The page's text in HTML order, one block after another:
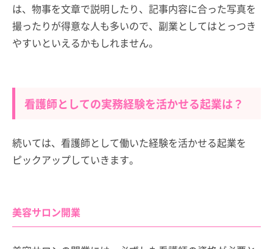
は、物事を文章で説明したり、記事内容に合った写真を
撮ったりが得意な人も多いので、副業としてはとっつき
やすいといえるかもしれません。
看護師としての実務経験を活かせる起業は？
続いては、看護師として働いた経験を活かせる起業を
ピックアップしていきます。
美容サロン開業